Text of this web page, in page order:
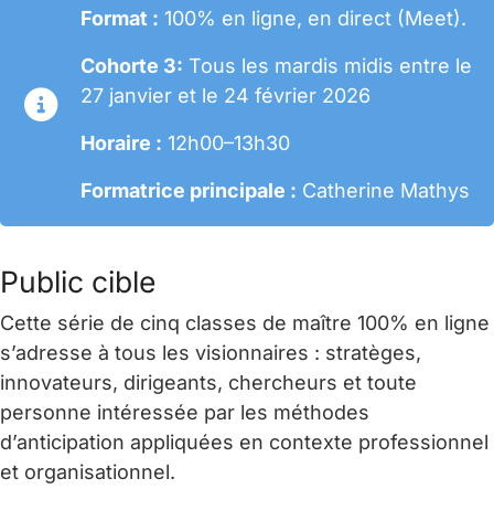
Format : 100% en ligne, en direct (Meet).
Cohorte 3: Tous les mardis midis entre le
27 janvier et le 24 février 2026
Horaire : 12h00–13h30
Formatrice principale : Catherine Mathys
Public cible
Cette série de cinq classes de maître 100% en ligne
s’adresse à tous les visionnaires : stratèges,
innovateurs, dirigeants, chercheurs et toute
personne intéressée par les méthodes
d’anticipation appliquées en contexte professionnel
et organisationnel.